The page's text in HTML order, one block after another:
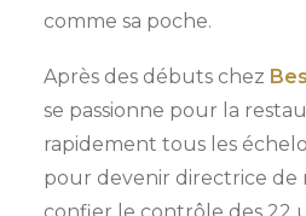
comme sa poche.
Après des débuts chez
se passionne pour la
rapidement tous les
pour devenir directrice de